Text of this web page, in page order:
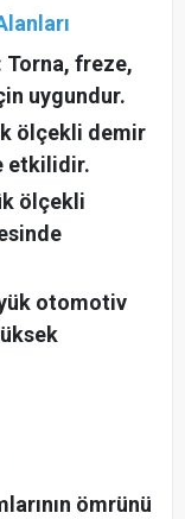
Torna, freze,
uygundur.
ölçekli demir
etkilidir.
ölçekli
otomotiv
ömrünü